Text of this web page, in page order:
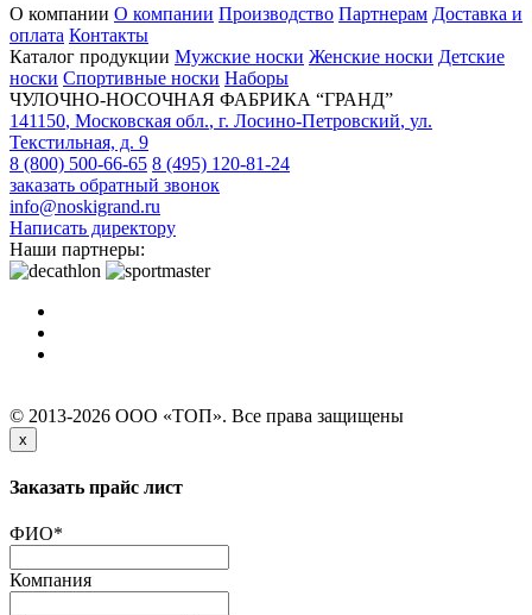
О компании О компании Производство Партнерам Доставка и
оплата Контакты
Каталог продукции Мужские носки Женские носки Детские
носки Спортивные носки Наборы
ЧУЛОЧНО-НОСОЧНАЯ ФАБРИКА “ГРАНД”
141150, Московская обл., г. Лосино-Петровский, ул.
Текстильная, д. 9
8 (800) 500-66-65 8 (495) 120-81-24
заказать обратный звонок
info@noskigrand.ru
Написать директору
Наши партнеры:
© 2013-2026 ООО «ТОП». Все права защищены
x
Заказать прайс лист
ФИО*
Компания